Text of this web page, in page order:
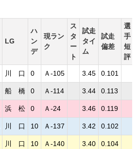
LG
ハ
ン
デ
現ラン
ク
ス
タ
ー
ト
試走
タイ
ム
試走
偏差
選
手
短
評
川 口 0 Ａ-105 3.45 0.101
船 橋 0 Ａ-114 3.44 0.113
浜 松 0 Ａ-24 3.46 0.119
川 口 10 Ａ-137 3.42 0.102
川 口 10 Ａ-140 3.40 0.104